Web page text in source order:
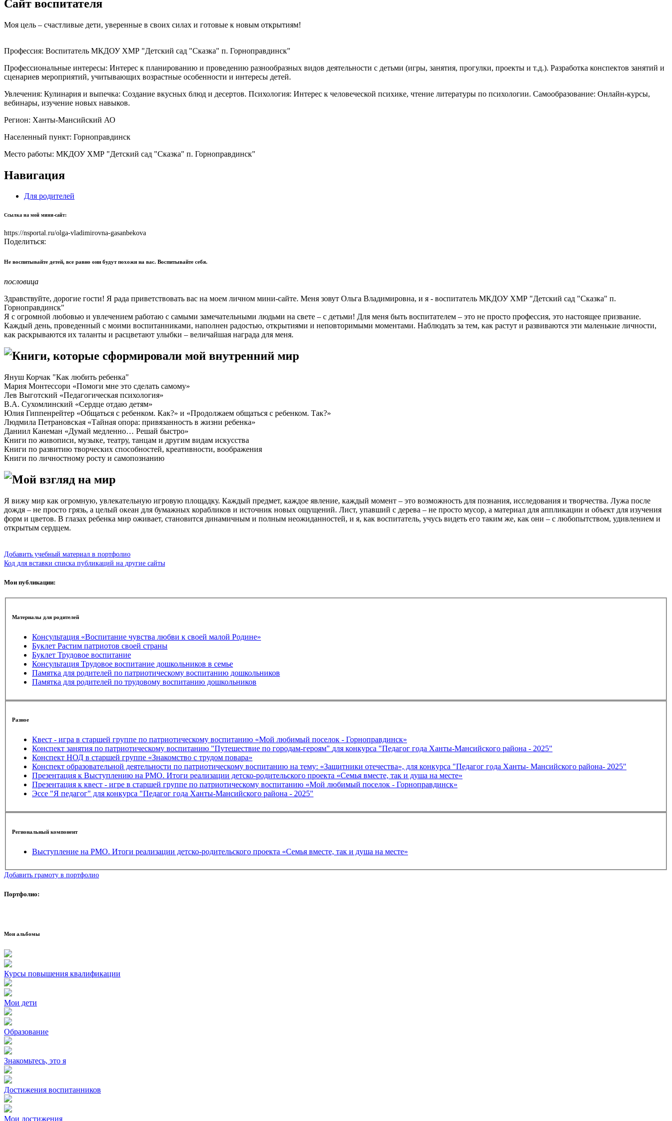
Сайт воспитателя
Моя цель – счастливые дети, уверенные в своих силах и готовые к новым открытиям!
Профессия: Воспитатель МКДОУ ХМР "Детский сад "Сказка" п. Горноправдинск"
Профессиональные интересы: Интерес к планированию и проведению разнообразных видов деятельности с детьми (игры, занятия, прогулки, проекты и т.д.). Разработка конспектов занятий и
сценариев мероприятий, учитывающих возрастные особенности и интересы детей.
Увлечения: Кулинария и выпечка: Создание вкусных блюд и десертов. Психология: Интерес к человеческой психике, чтение литературы по психологии. Самообразование: Онлайн-курсы,
вебинары, изучение новых навыков.
Регион: Ханты-Мансийский АО
Населенный пункт: Горноправдинск
Место работы: МКДОУ ХМР "Детский сад "Сказка" п. Горноправдинск"
Навигация
Для родителей
Ссылка на мой мини-сайт:
https://nsportal.ru/olga-vladimirovna-gasanbekova
Поделиться:
Не воспитывайте детей, все равно они будут похожи на вас. Воспитывайте себя.
пословица
Здравствуйте, дорогие гости! Я рада приветствовать вас на моем личном мини-сайте. Меня зовут Ольга Владимировна, и я - воспитатель МКДОУ ХМР "Детский сад "Сказка" п.
Горноправдинск"
Я с огромной любовью и увлечением работаю с самыми замечательными людьми на свете – с детьми! Для меня быть воспитателем – это не просто профессия, это настоящее призвание.
Каждый день, проведенный с моими воспитанниками, наполнен радостью, открытиями и неповторимыми моментами. Наблюдать за тем, как растут и развиваются эти маленькие личности,
как раскрываются их таланты и расцветают улыбки – величайшая награда для меня.
Книги, которые сформировали мой внутренний мир
Януш Корчак "Как любить ребенка"
Мария Монтессори «Помоги мне это сделать самому»
Лев Выготский «Педагогическая психология»
В.А. Сухомлинский «Сердце отдаю детям»
Юлия Гиппенрейтер «Общаться с ребенком. Как?» и «Продолжаем общаться с ребенком. Так?»
Людмила Петрановская «Тайная опора: привязанность в жизни ребенка»
Даниил Канеман «Думай медленно… Решай быстро»
Книги по живописи, музыке, театру, танцам и другим видам искусства
Книги по развитию творческих способностей, креативности, воображения
Книги по личностному росту и самопознанию
Мой взгляд на мир
Я вижу мир как огромную, увлекательную игровую площадку. Каждый предмет, каждое явление, каждый момент – это возможность для познания, исследования и творчества. Лужа после
дождя – не просто грязь, а целый океан для бумажных корабликов и источник новых ощущений. Лист, упавший с дерева – не просто мусор, а материал для аппликации и объект для изучения
форм и цветов. В глазах ребенка мир оживает, становится динамичным и полным неожиданностей, и я, как воспитатель, учусь видеть его таким же, как они – с любопытством, удивлением и
открытым сердцем.
Добавить учебный материал в портфолио
Код для вставки списка публикаций на другие сайты
Мои публикации:
Материалы для родителей
Консультация «Воспитание чувства любви к своей малой Родине»
Буклет Растим патриотов своей страны
Буклет Трудовое воспитание
Консультация Трудовое воспитание дошкольников в семье
Памятка для родителей по патриотическому воспитанию дошкольников
Памятка для родителей по трудовому воспитанию дошкольников
Разное
Квест - игра в старшей группе по патриотическому воспитанию «Мой любимый поселок - Горноправдинск»
Конспект занятия по патриотическому воспитанию "Путешествие по городам-героям" для конкурса "Педагог года Ханты-Мансийского района - 2025"
Конспект НОД в старшей группе «Знакомство с трудом повара»
Конспект образовательной деятельности по патриотическому воспитанию на тему: «Защитники отечества», для конкурса "Педагог года Ханты- Мансийского района- 2025"
Презентация к Выступлению на РМО. Итоги реализации детско-родительского проекта «Семья вместе, так и душа на месте»
Презентация к квест - игре в старшей группе по патриотическому воспитанию «Мой любимый поселок - Горноправдинск»
Эссе "Я педагог" для конкурса "Педагог года Ханты-Мансийского района - 2025"
Региональный компонент
Выступление на РМО. Итоги реализации детско-родительского проекта «Семья вместе, так и душа на месте»
Добавить грамоту в портфолио
Портфолио:
Мои альбомы
Курсы повышения квалификации
Мои дети
Образование
Знакомьтесь, это я
Достижения воспитанников
Мои достижения